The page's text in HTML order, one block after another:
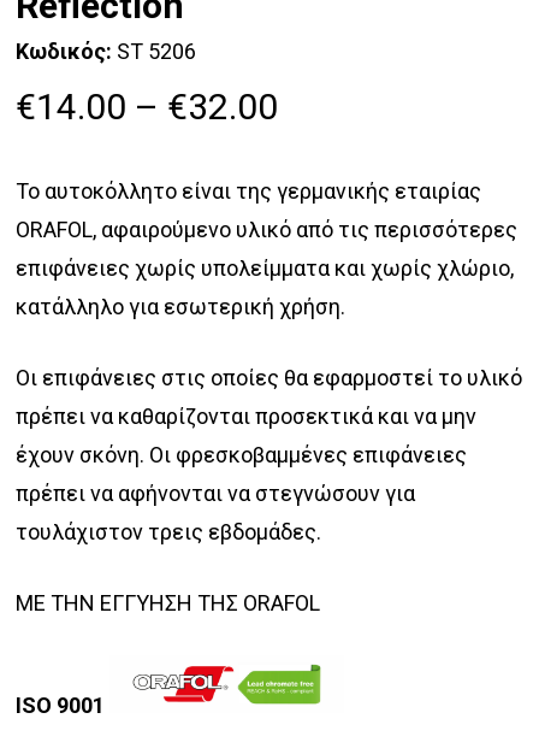
Κωδικός: ST 5206
€14.00 – €32.00
€14.00
through
€32.00
Το αυτοκόλλητο είναι της γερμανικής εταιρίας
ORAFOL, αφαιρούμενο υλικό από τις περισσότερες
επιφάνειες χωρίς υπολείμματα και χωρίς χλώριο,
κατάλληλο για εσωτερική χρήση.
Οι επιφάνειες στις οποίες θα εφαρμοστεί το υλικό
πρέπει να καθαρίζονται προσεκτικά και να μην
έχουν σκόνη. Οι φρεσκοβαμμένες επιφάνειες
πρέπει να αφήνονται να στεγνώσουν για
τουλάχιστον τρεις εβδομάδες.
ΜΕ ΤΗΝ ΕΓΓΥΗΣΗ ΤΗΣ ORAFOL
ISO 9001